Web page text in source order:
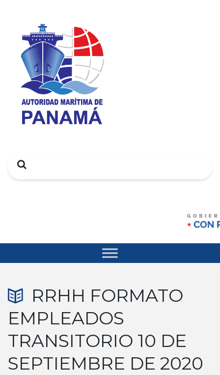
Search
RRHH FORMATO
EMPLEADOS
TRANSITORIO 10 DE
SEPTIEMBRE DE 2020